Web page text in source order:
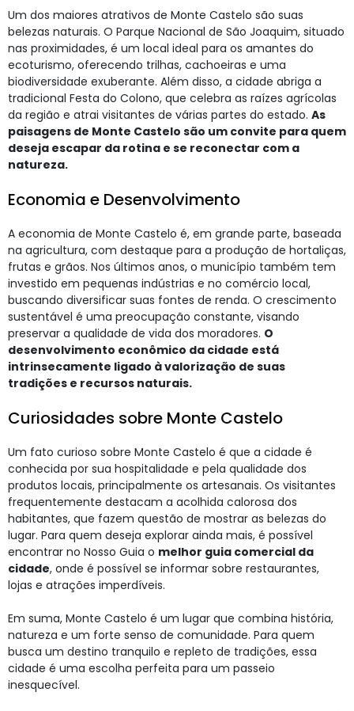
Um dos maiores atrativos de Monte Castelo são suas
belezas naturais. O Parque Nacional de São Joaquim, situado
nas proximidades, é um local ideal para os amantes do
ecoturismo, oferecendo trilhas, cachoeiras e uma
biodiversidade exuberante. Além disso, a cidade abriga a
tradicional Festa do Colono, que celebra as raízes agrícolas
da região e atrai visitantes de várias partes do estado. As
paisagens de Monte Castelo são um convite para quem
deseja escapar da rotina e se reconectar com a
natureza.
Economia e Desenvolvimento
A economia de Monte Castelo é, em grande parte, baseada
na agricultura, com destaque para a produção de hortaliças,
frutas e grãos. Nos últimos anos, o município também tem
investido em pequenas indústrias e no comércio local,
buscando diversificar suas fontes de renda. O crescimento
sustentável é uma preocupação constante, visando
preservar a qualidade de vida dos moradores. O
desenvolvimento econômico da cidade está
intrinsecamente ligado à valorização de suas
tradições e recursos naturais.
Curiosidades sobre Monte Castelo
Um fato curioso sobre Monte Castelo é que a cidade é
conhecida por sua hospitalidade e pela qualidade dos
produtos locais, principalmente os artesanais. Os visitantes
frequentemente destacam a acolhida calorosa dos
habitantes, que fazem questão de mostrar as belezas do
lugar. Para quem deseja explorar ainda mais, é possível
encontrar no Nosso Guia o melhor guia comercial da
cidade, onde é possível se informar sobre restaurantes,
lojas e atrações imperdíveis.
Em suma, Monte Castelo é um lugar que combina história,
natureza e um forte senso de comunidade. Para quem
busca um destino tranquilo e repleto de tradições, essa
cidade é uma escolha perfeita para um passeio
inesquecível.